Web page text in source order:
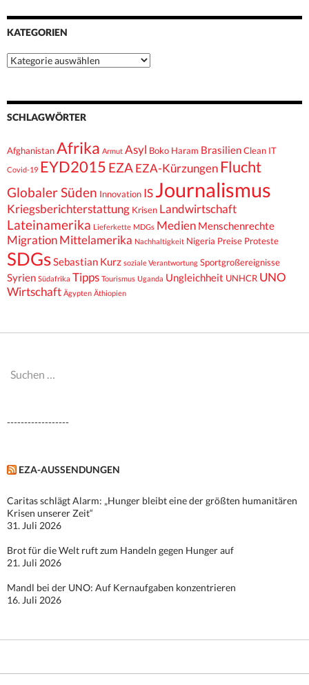
KATEGORIEN
Kategorien
SCHLAGWÖRTER
AfghanistanAfrika Armut Asyl Boko Haram BrasilienClean IT
Covid-19 EYD2015 EZA EZA-Kürzungen Flucht
Globaler Süden Innovation IS Journalismus
Kriegsberichterstattung Krisen Landwirtschaft
Lateinamerika Lieferkette MDGs Medien Menschenrechte
Migration Mittelamerika Nachhaltigkeit Nigeria Preise Proteste
SDGsSebastian Kurz soziale Verantwortung Sportgroßereignisse
Syrien Südafrika Tipps Tourismus Uganda Ungleichheit UNHCR UNO
Wirtschaft Ägypten Äthiopien
Suchen
------------------
EZA-AUSSENDUNGEN
Caritas schlägt Alarm: „Hunger bleibt eine der größten humanitären
Krisen unserer Zeit“
31. Juli 2026
Brot für die Welt ruft zum Handeln gegen Hunger auf
21. Juli 2026
Mandl bei der UNO: Auf Kernaufgaben konzentrieren
16. Juli 2026